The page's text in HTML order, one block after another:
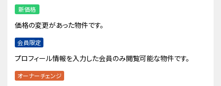
新価格
価格の変更があった物件です。
会員限定
プロフィール情報を入力した会員のみ閲覧可能な物件です。
オーナーチェンジ